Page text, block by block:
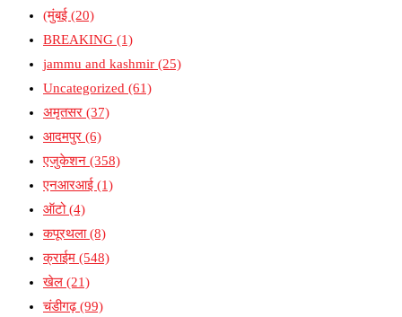
(मुंबई (20)
BREAKING (1)
jammu and kashmir (25)
Uncategorized (61)
अमृतसर (37)
आदमपुर (6)
एजुकेशन (358)
एनआरआई (1)
ऑटो(4)
कपूरथला(8)
क्राईम (548)
खेल (21)
चंडीगढ़(99)